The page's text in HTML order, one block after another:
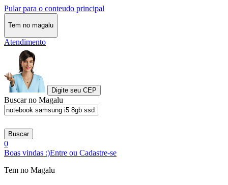
Pular para o conteudo principal
Tem no magalu
Atendimento
Digite seu CEP
Buscar no Magalu
Buscar
0
Boas vindas :)Entre ou Cadastre-se
Tem no Magalu